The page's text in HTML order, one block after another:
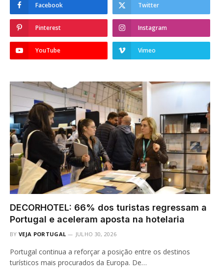
Facebook Twitter
Pinterest Instagram
YouTube Vimeo
DECORHOTEL: 66% dos turistas regressam a
Portugal e aceleram aposta na hotelaria
BY VEJA PORTUGAL JULHO 30, 2026
Portugal continua a reforçar a posição entre os destinos
turísticos mais procurados da Europa. De…